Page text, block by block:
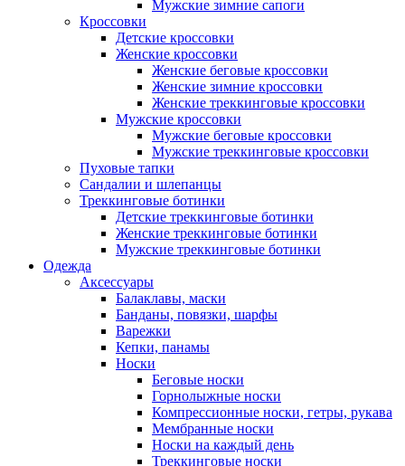
Мужские зимние сапоги
Кроссовки
Детские кроссовки
Женские кроссовки
Женские беговые кроссовки
Женские зимние кроссовки
Женские треккинговые кроссовки
Мужские кроссовки
Мужские беговые кроссовки
Мужские треккинговые кроссовки
Пуховые тапки
Сандалии и шлепанцы
Треккинговые ботинки
Детские треккинговые ботинки
Женские треккинговые ботинки
Мужские треккинговые ботинки
Одежда
Аксессуары
Балаклавы, маски
Банданы, повязки, шарфы
Варежки
Кепки, панамы
Носки
Беговые носки
Горнолыжные носки
Компрессионные носки, гетры, рукава
Мембранные носки
Носки на каждый день
Треккинговые носки